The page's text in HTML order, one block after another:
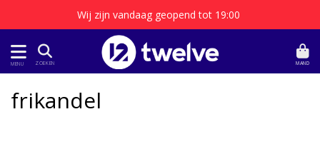
Wij zijn vandaag geopend tot 19:00
MENU ZOEKEN MAND
frikandel